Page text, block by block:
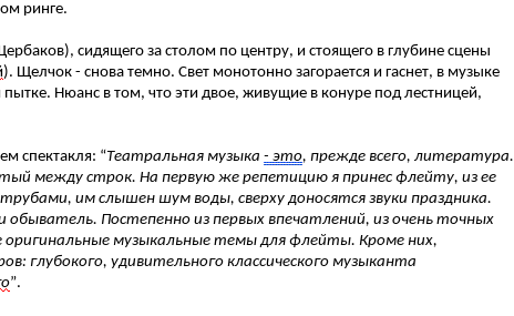
ринге.
сидящего за столом по центру, и стоящего в глубине сцены
). Щелчок - снова темно. Свет монотонно загорается и гаснет, в музыке
Нюанс в том, что эти двое, живущие в конуре под лестницей,
спектакля: “Театральная музыка - это, прежде всего, литература.
между строк. На первую же репетицию я принес флейту, из ее
им слышен шум воды, сверху доносятся звуки праздника.
Постепенно из первых впечатлений, из очень точных
оригинальные музыкальные темы для флейты. Кроме них,
глубокого, удивительного классического музыканта
”.